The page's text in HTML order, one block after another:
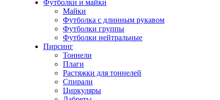
Футболки и майки
Майки
Футболка с длинным рукавом
Футболки группы
Футболки нейтральные
Пирсинг
Тоннели
Плаги
Растяжки для тоннелей
Спирали
Циркуляры